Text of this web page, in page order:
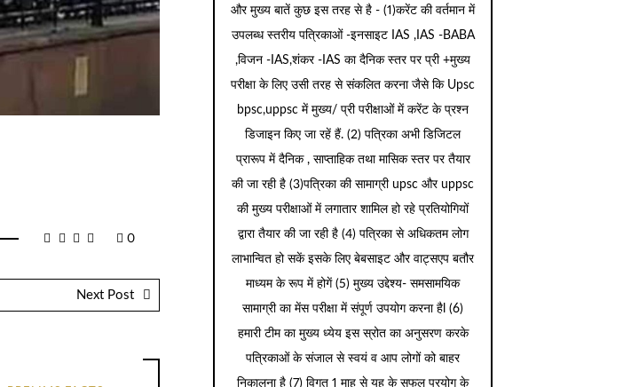
0
Next Post
और मुख्य बातें कुछ इस तरह से है - (1)करेंट की वर्तमान में
उपलब्ध स्तरीय पत्रिकाओं -इनसाइट IAS ,IAS -BABA
,विजन -IAS,शंकर -IAS का दैनिक स्तर पर प्री +मुख्य
परीक्षा के लिए उसी तरह से संकलित करना जैसे कि Upsc
bpsc,uppsc में मुख्य/ प्री परीक्षाओं में करेंट के प्रश्न
डिजाइन किए जा रहें हैं. (2) पत्रिका अभी डिजिटल
प्रारूप में दैनिक , साप्ताहिक तथा मासिक स्तर पर तैयार
की जा रही है (3)पत्रिका की सामाग्री upsc और uppsc
की मुख्य परीक्षाओं में लगातार शामिल हो रहे प्रतियोगियों
द्वारा तैयार की जा रही है (4) पत्रिका से अधिकतम लोग
लाभान्वित हो सकें इसके लिए बेबसाइट और वाट्सएप बतौर
माध्यम के रूप में होगें (5) मुख्य उद्देश्य- समसामयिक
सामाग्री का मेंस परीक्षा में संपूर्ण उपयोग करना हैl (6)
हमारी टीम का मुख्य ध्येय इस स्रोत का अनुसरण करके
पत्रिकाओं के संजाल से स्वयं व आप लोगों को बाहर
निकालना है (7) विगत 1 माह से यह के सफल प्रयोग के